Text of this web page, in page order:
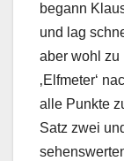
begann
und lag
aber wohl zu
‚Elfmeter‘
alle Punkte
Satz zwei